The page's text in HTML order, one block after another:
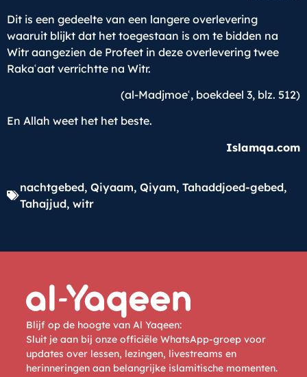
Dit is een gedeelte van een langere overlevering
waaruit blijkt dat het toegestaan is om te bidden na
Witr aangezien de Profeet in deze overlevering twee
Rakaʿaat verrichtte na Witr.
(al-Madjmoeʿ, boekdeel 3, blz. 512)
En Allah weet het het beste.
Islamqa.com
nachtgebed, Qiyaam, Qiyam, Tahaddjoed-gebed,
Tahajjud, witr
Blijf op de hoogte van Al Yaqeen:
Sluit je aan bij onze officiële WhatsApp-groep voor
updates over lessen, lezingen, livestreams en
herinneringen aan belangrijke islamitische momenten.